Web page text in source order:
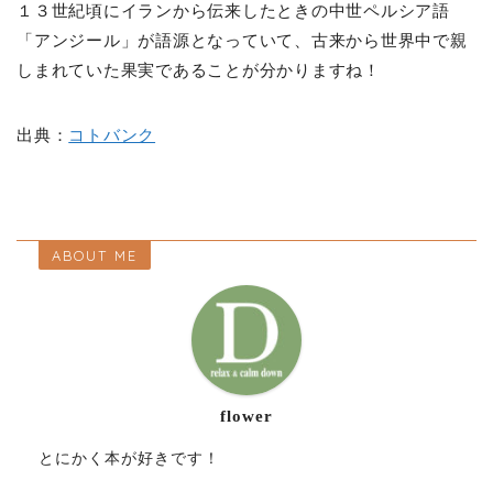
１３世紀頃にイランから伝来したときの中世ペルシア語
「アンジール」が語源となっていて、古来から世界中で親
しまれていた果実であることが分かりますね！
出典： コトバンク
ABOUT ME
flower
とにかく本が好きです！